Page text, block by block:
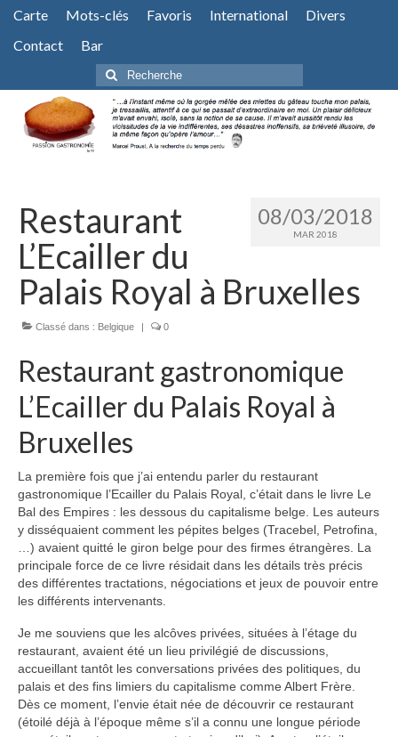
Carte Mots-clés Favoris International
Divers
Contact
Bar
Rechercher
:
08/03/2018
MAR 2018
Restaurant
L’Ecailler du
Palais Royal à Bruxelles
Classé dans : Belgique | 0
Restaurant gastronomique
L’Ecailler du Palais Royal à
Bruxelles
La première fois que j’ai entendu parler du restaurant
gastronomique l’Ecailler du Palais Royal, c’était dans le livre Le
Bal des Empires : les dessous du capitalisme belge. Les auteurs
y disséquaient comment les pépites belges (Tracebel, Petrofina,
…) avaient quitté le giron belge pour des firmes étrangères. La
principale force de ce livre résidait dans les détails très précis
des différentes tractations, négociations et jeux de pouvoir entre
les différents intervenants.
Je me souviens que les alcôves privées, situées à l’étage du
restaurant, avaient été un lieu privilégié de discussions,
accueillant tantôt les conversations privées des politiques, du
palais et des fins limiers du capitalisme comme Albert Frère.
Dès ce moment, l’envie était née de découvrir ce restaurant
(étoilé déjà à l’époque même s’il a connu une longue période